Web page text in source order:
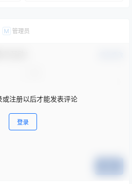
√
M 管理员
或注册以后才能发表评论
登录